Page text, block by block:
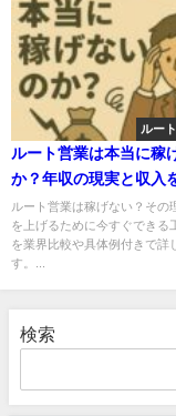
ルー
ルート営業は本当に稼
か？年収の現実と収入
ための考え方
ルート営業は稼げない？その
を上げるために今すぐできる
を業界比較や具体例付きで詳
す。...
検索